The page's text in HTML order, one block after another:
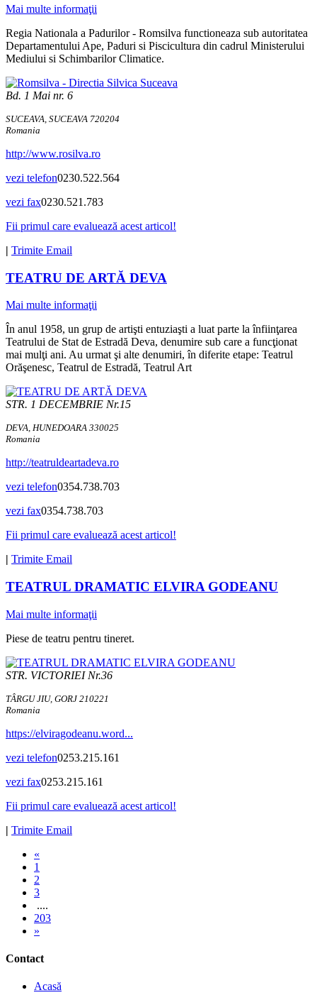
Mai multe informaţii
Regia Nationala a Padurilor - Romsilva functioneaza sub autoritatea
Departamentului Ape, Paduri si Piscicultura din cadrul Ministerului
Mediului si Schimbarilor Climatice.
Bd. 1 Mai nr. 6
SUCEAVA, SUCEAVA 720204
Romania
http://www.rosilva.ro
vezi telefon0230.522.564
vezi fax0230.521.783
Fii primul care evaluează acest articol!
| Trimite Email
TEATRU DE ARTĂ DEVA
Mai multe informaţii
În anul 1958, un grup de artişti entuziaşti a luat parte la înfiinţarea
Teatrului de Stat de Estradă Deva, denumire sub care a funcţionat
mai mulţi ani. Au urmat şi alte denumiri, în diferite etape: Teatrul
Orăşenesc, Teatrul de Estradă, Teatrul Art
STR. 1 DECEMBRIE Nr.15
DEVA, HUNEDOARA 330025
Romania
http://teatruldeartadeva.ro
vezi telefon0354.738.703
vezi fax0354.738.703
Fii primul care evaluează acest articol!
| Trimite Email
TEATRUL DRAMATIC ELVIRA GODEANU
Mai multe informaţii
Piese de teatru pentru tineret.
STR. VICTORIEI Nr.36
TÂRGU JIU, GORJ 210221
Romania
https://elviragodeanu.word...
vezi telefon0253.215.161
vezi fax0253.215.161
Fii primul care evaluează acest articol!
| Trimite Email
«
1
2
3
....
203
»
Contact
Acasă